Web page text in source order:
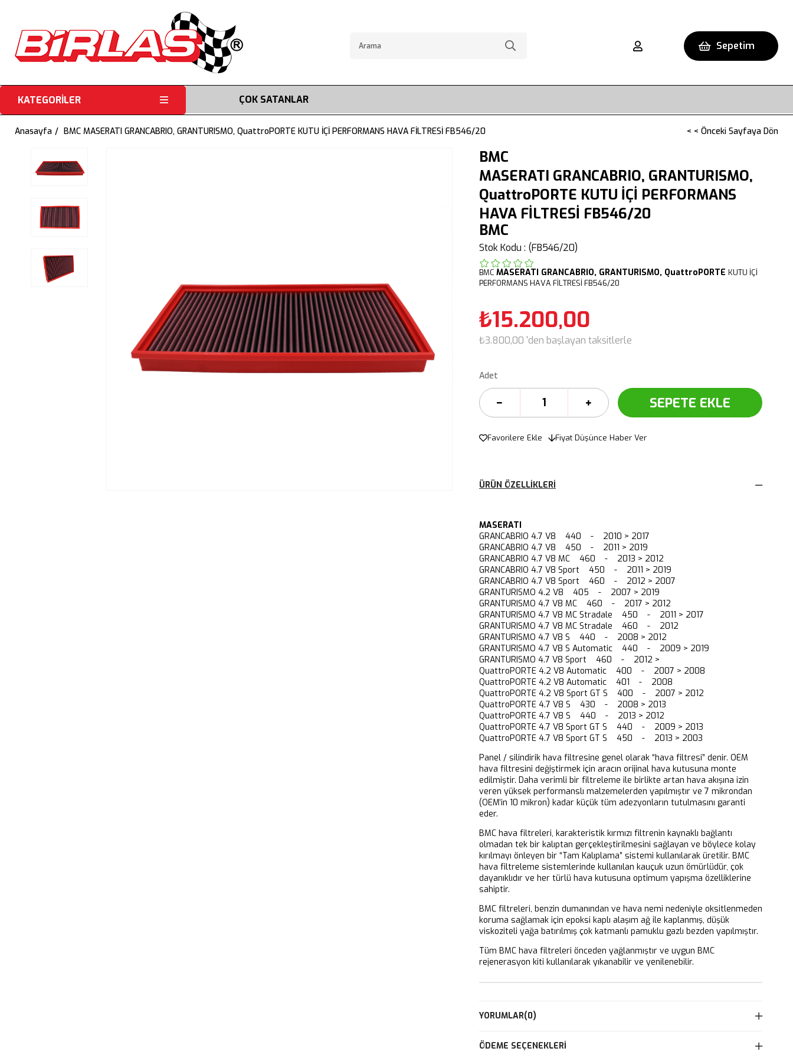
Sepetim
KATEGORİLER ÇOK SATANLAR
Anasayfa BMC MASERATI GRANCABRIO, GRANTURISMO, QuattroPORTE KUTU İÇİ PERFORMANS HAVA FİLTRESİ FB546/20 < < Önceki Sayfaya Dön
BMC
MASERATI GRANCABRIO, GRANTURISMO,
QuattroPORTE KUTU İÇİ PERFORMANS
HAVA FİLTRESİ FB546/20
BMC
Stok Kodu (FB546/20)
BMC MASERATI GRANCABRIO, GRANTURISMO, QuattroPORTE KUTU İÇİ
PERFORMANS HAVA FİLTRESİ FB546/20
₺15.200,00
₺3.800,00 'den başlayan taksitlerle
Adet
Favorilere Ekle Fiyat Düşünce Haber Ver
ÜRÜN ÖZELLIKLERI
MASERATI
GRANCABRIO 4.7 V8 440 - 2010 > 2017
GRANCABRIO 4.7 V8 450 - 2011 > 2019
GRANCABRIO 4.7 V8 MC 460 - 2013 > 2012
GRANCABRIO 4.7 V8 Sport 450 - 2011 > 2019
GRANCABRIO 4.7 V8 Sport 460 - 2012 > 2007
GRANTURISMO 4.2 V8 405 - 2007 > 2019
GRANTURISMO 4.7 V8 MC 460 - 2017 > 2012
GRANTURISMO 4.7 V8 MC Stradale 450 - 2011 > 2017
GRANTURISMO 4.7 V8 MC Stradale 460 - 2012
GRANTURISMO 4.7 V8 S 440 - 2008 > 2012
GRANTURISMO 4.7 V8 S Automatic 440 - 2009 > 2019
GRANTURISMO 4.7 V8 Sport 460 - 2012 >
QuattroPORTE 4.2 V8 Automatic 400 - 2007 > 2008
QuattroPORTE 4.2 V8 Automatic 401 - 2008
QuattroPORTE 4.2 V8 Sport GT S 400 - 2007 > 2012
QuattroPORTE 4.7 V8 S 430 - 2008 > 2013
QuattroPORTE 4.7 V8 S 440 - 2013 > 2012
QuattroPORTE 4.7 V8 Sport GT S 440 - 2009 > 2013
QuattroPORTE 4.7 V8 Sport GT S 450 - 2013 > 2003
Panel / silindirik hava filtresine genel olarak “hava filtresi” denir. OEM
hava filtresini değiştirmek için aracın orijinal hava kutusuna monte
edilmiştir. Daha verimli bir filtreleme ile birlikte artan hava akışına izin
veren yüksek performanslı malzemelerden yapılmıştır ve 7 mikrondan
(OEM’in 10 mikron) kadar küçük tüm adezyonların tutulmasını garanti
eder.
BMC hava filtreleri, karakteristik kırmızı filtrenin kaynaklı bağlantı
olmadan tek bir kalıptan gerçekleştirilmesini sağlayan ve böylece kolay
kırılmayı önleyen bir “Tam Kalıplama” sistemi kullanılarak üretilir. BMC
hava filtreleme sistemlerinde kullanılan kauçuk uzun ömürlüdür, çok
dayanıklıdır ve her türlü hava kutusuna optimum yapışma özelliklerine
sahiptir.
BMC filtreleri, benzin dumanından ve hava nemi nedeniyle oksitlenmeden
koruma sağlamak için epoksi kaplı alaşım ağ ile kaplanmış, düşük
viskoziteli yağa batırılmış çok katmanlı pamuklu gazlı bezden yapılmıştır.
Tüm BMC hava filtreleri önceden yağlanmıştır ve uygun BMC
rejenerasyon kiti kullanılarak yıkanabilir ve yenilenebilir.
YORUMLAR(0)
ÖDEME SEÇENEKLERI